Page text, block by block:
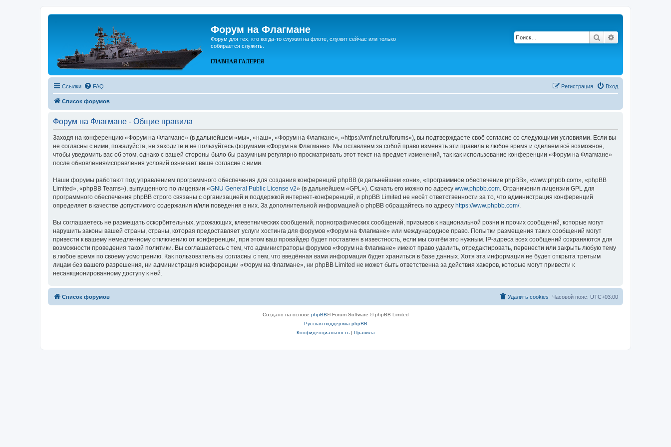
Форум на Флагмане
Форум для тех, кто когда-то служил на флоте, служит сейчас или только
собирается служить.
ГЛАВНАЯ ГАЛЕРЕЯ
Поиск
Ссылки FAQ Вход
Регистрация
Список форумов
Форум на Флагмане - Общие правила
Заходя на конференцию «Форум на Флагмане» (в дальнейшем «мы», «наш», «Форум на Флагмане», «https://vmf.net.ru/forums»), вы подтверждаете своё согласие со следующими условиями. Если вы
не согласны с ними, пожалуйста, не заходите и не пользуйтесь форумами «Форум на Флагмане». Мы оставляем за собой право изменять эти правила в любое время и сделаем всё возможное,
чтобы уведомить вас об этом, однако с вашей стороны было бы разумным регулярно просматривать этот текст на предмет изменений, так как использование конференции «Форум на Флагмане»
после обновления/исправления условий означает ваше согласие с ними.
Наши форумы работают под управлением программного обеспечения для создания конференций phpBB (в дальнейшем «они», «программное обеспечение phpBB», «www.phpbb.com», «phpBB
Limited», «phpBB Teams»), выпущенного по лицензии «GNU General Public License v2» (в дальнейшем «GPL»). Скачать его можно по адресу www.phpbb.com. Ограничения лицензии GPL для
программного обеспечения phpBB строго связаны с организацией и поддержкой интернет-конференций, и phpBB Limited не несёт ответственности за то, что администрация конференций
определяет в качестве допустимого содержания и/или поведения в них. За дополнительной информацией о phpBB обращайтесь по адресу https://www.phpbb.com/.
Вы соглашаетесь не размещать оскорбительных, угрожающих, клеветнических сообщений, порнографических сообщений, призывов к национальной розни и прочих сообщений, которые могут
нарушить законы вашей страны, страны, которая предоставляет услуги хостинга для форумов «Форум на Флагмане» или международное право. Попытки размещения таких сообщений могут
привести к вашему немедленному отключению от конференции, при этом ваш провайдер будет поставлен в известность, если мы сочтём это нужным. IP-адреса всех сообщений сохраняются для
возможности проведения такой политики. Вы соглашаетесь с тем, что администраторы форумов «Форум на Флагмане» имеют право удалить, отредактировать, перенести или закрыть любую тему
в любое время по своему усмотрению. Как пользователь вы согласны с тем, что введённая вами информация будет храниться в базе данных. Хотя эта информация не будет открыта третьим
лицам без вашего разрешения, ни администрация конференции «Форум на Флагмане», ни phpBB Limited не может быть ответственна за действия хакеров, которые могут привести к
несанкционированному доступу к ней.
Список форумов Часовой пояс: UTC+03:00
Удалить cookies
Создано на основе phpBB® Forum Software © phpBB Limited
Русская поддержка phpBB
Конфиденциальность| Правила